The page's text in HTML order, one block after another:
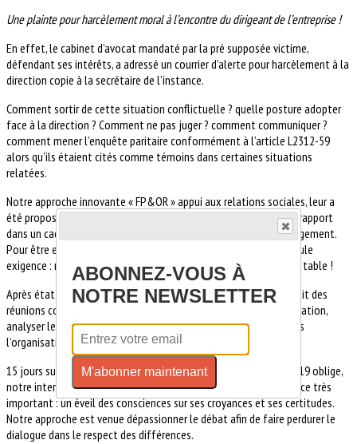
Une plainte pour harcèlement moral à l’encontre du dirigeant de l’entreprise !
En effet, le cabinet d’avocat mandaté par la pré supposée victime,
défendant ses intérêts, a adressé un courrier d’alerte pour harcèlement à la
direction copie à la secrétaire de l’instance.
Comment sortir de cette situation conflictuelle ? quelle posture adopter
face à la direction ? Comment ne pas juger ? comment communiquer ?
comment mener l’enquête paritaire conformément à l’article L2312-59
alors qu’ils étaient cités comme témoins dans certaines situations
relatées.
Notre approche innovante « FP&OR » appui aux relations sociales, leur a
été proposée. Basée sur notre intention puissante de cocréer le rapport
dans un cadre bienveillant, négociation, médiation sans aucun jugement.
Pour être efficace et sortir de la crise, nous avons soumis une seule
exigence : mettre l’ensemble des acteurs concernés autour de la table !
Après état des lieux et analyse de documents, nous avons conduit des
réunions concertées, qui avaient pour objectifs de clarifier la situation,
analyser les causes en remontant le plus en amont possible dans
l’organisation et le fonctionnement du CSE.
15 jours sur le pont, mails, courriels, réunions distancielles, Covid19 oblige,
notre intervention, conçue sur mesure a permis un premier bénéfice très
important : un éveil des consciences sur ses croyances et ses certitudes.
Notre approche est venue dépassionner le débat afin de faire perdurer le
dialogue dans le respect des différences.
ABONNEZ-VOUS À
NOTRE NEWSLETTER
M'abonner maintenant